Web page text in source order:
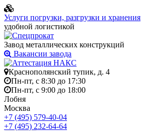
Услуги погрузки, разгрузки и хранения
удобной логистикой
Завод металлических конструкций
Вакансии завода
Краснополянский тупик, д. 4
Пн-пт, с 8:30 до 17:30
Пн-пт, с 9:00 до 18:00
Лобня
Москва
+7 (495) 579-40-04
+7 (495) 232-64-64